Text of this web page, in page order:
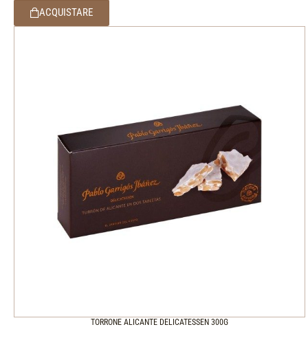
ACQUISTARE
TORRONE ALICANTE DELICATESSEN 300G